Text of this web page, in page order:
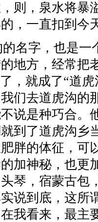
则，泉水将暴
，一直扣到今
名字，也是一
地方，经常把
，就成了“道
们去道虎沟的
说是种巧合。
到了道虎沟乡
胖的体征，可
加神秘，也更
琴，宿蒙古包
说到底，这所
我看来，最主